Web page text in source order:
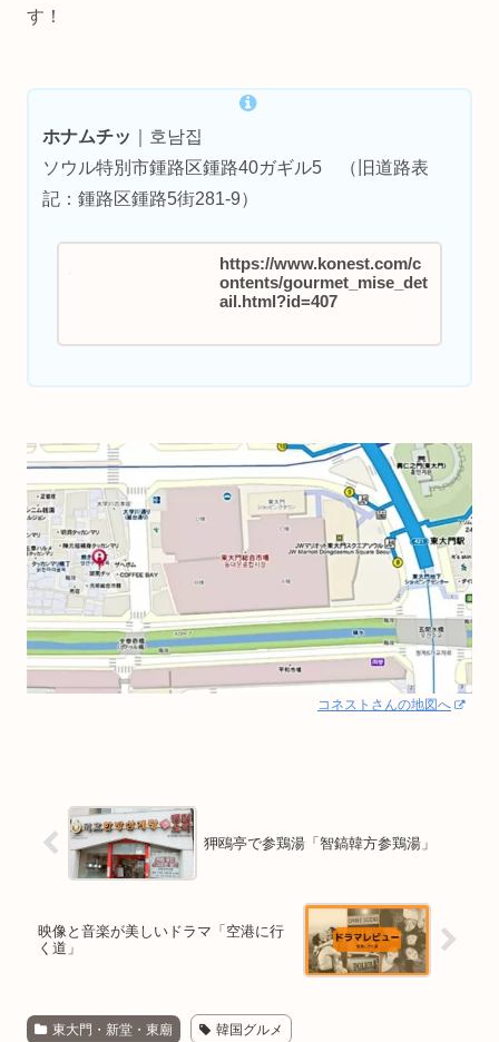
す！
ホナムチッ
｜호남집
ソウル特別市鍾路区鍾路40ガギル5 （旧道路表
記：鍾路区鍾路5街281-9）
https://www.konest.com/c
ontents/gourmet_mise_det
ail.html?id=407
コネストさんの地図へ
狎鴎亭で参鶏湯「智鎬韓方参鶏湯」
映像と音楽が美しいドラマ「空港に行
く道」
東大門・新堂・東廟 韓国グルメ